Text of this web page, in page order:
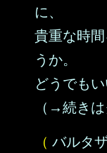
に、
貴重な時
うか。
どうでも
（→続きは
（ バルタ